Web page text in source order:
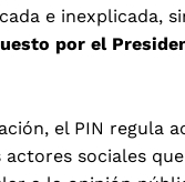
e inexplicada,
por el
el PIN regula
sociales